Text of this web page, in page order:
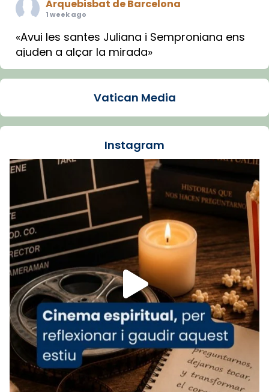
Arquebisbat de Barcelona
1 week ago
«Avui les santes Juliana i Semproniana ens
ajuden a alçar la mirada»
Mons. Sergi Gordo, bisbe de Tortosa, ha
Santes de Mataró.
🔗tinyurl.com/cvu5jmbk
Foto
View on Facebook Share
Arquebisbat de Barcelonais at Catedral
de Barcelona.
1 week ago
Aquest dilluns, 27 de juliol, ha tingut lloc la
missa d’acció de gràcies en agraïment al
comitè organitzador de la visita apostòlica
del Sant Pare Lleó XIV a Barcelona, i als
col·laboradors, a la Catedral de Barcelona.
L’arquebisbe de Barcelona, el cardenal Joan
Josep Omella, ha presidit la missa i l’ha
concelebrat el bisbe auxiliar de Barcelona,
Mons. David Abadías.
Vatican Media
Instagram